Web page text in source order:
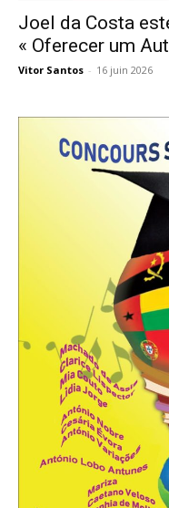
Joel da Costa
« Oferecer um
Vitor Santos - 16 juin 2026